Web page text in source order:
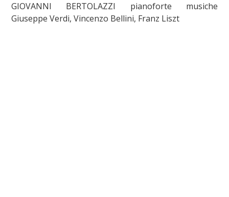
GIOVANNI BERTOLAZZI pianoforte musiche
Giuseppe Verdi, Vincenzo Bellini, Franz Liszt